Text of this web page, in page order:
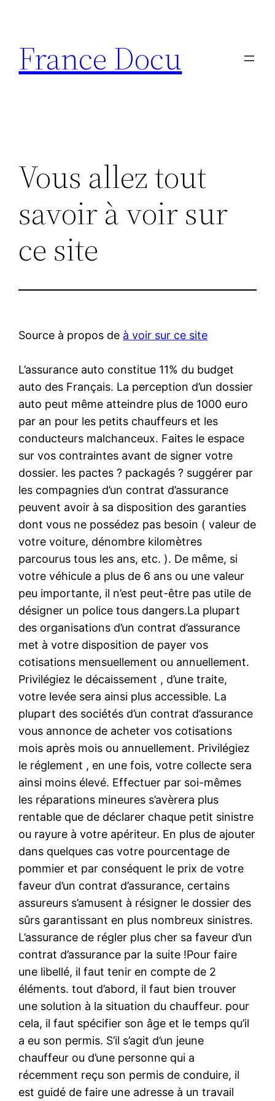
contenu
France Docu
Vous allez tout
savoir à voir sur
ce site
Source à propos de à voir sur ce site
L’assurance auto constitue 11% du budget
auto des Français. La perception d’un dossier
auto peut même atteindre plus de 1000 euro
par an pour les petits chauffeurs et les
conducteurs malchanceux. Faites le espace
sur vos contraintes avant de signer votre
dossier. les pactes ? packagés ? suggérer par
les compagnies d’un contrat d’assurance
peuvent avoir à sa disposition des garanties
dont vous ne possédez pas besoin ( valeur de
votre voiture, dénombre kilomètres
parcourus tous les ans, etc. ). De même, si
votre véhicule a plus de 6 ans ou une valeur
peu importante, il n’est peut-être pas utile de
désigner un police tous dangers.La plupart
des organisations d’un contrat d’assurance
met à votre disposition de payer vos
cotisations mensuellement ou annuellement.
Privilégiez le décaissement , d’une traite,
votre levée sera ainsi plus accessible. La
plupart des sociétés d’un contrat d’assurance
vous annonce de acheter vos cotisations
mois après mois ou annuellement. Privilégiez
le réglement , en une fois, votre collecte sera
ainsi moins élevé. Effectuer par soi-mêmes
les réparations mineures s’avèrera plus
rentable que de déclarer chaque petit sinistre
ou rayure à votre apériteur. En plus de ajouter
dans quelques cas votre pourcentage de
pommier et par conséquent le prix de votre
faveur d’un contrat d’assurance, certains
assureurs s’amusent à résigner le dossier des
sûrs garantissant en plus nombreux sinistres.
L’assurance de régler plus cher sa faveur d’un
contrat d’assurance par la suite !Pour faire
une libellé, il faut tenir en compte de 2
éléments. tout d’abord, il faut bien trouver
une solution à la situation du chauffeur. pour
cela, il faut spécifier son âge et le temps qu’il
a eu son permis. S’il s’agit d’un jeune
chauffeur ou d’une personne qui a
récemment reçu son permis de conduire, il
est guidé de faire une adresse à un travail